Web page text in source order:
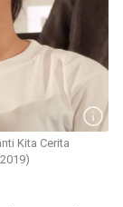
Kita Cerita